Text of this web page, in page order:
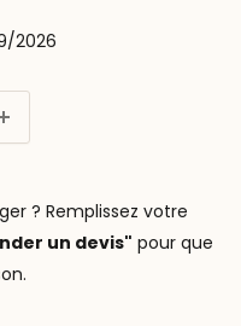
2026
? Remplissez votre
un devis" pour que